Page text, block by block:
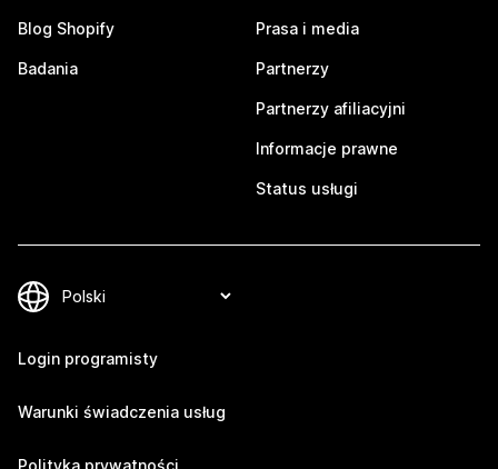
Blog Shopify
Badania
Prasa i media
Partnerzy
Partnerzy afiliacyjni
Informacje prawne
Status usługi
Login programisty
Warunki świadczenia usług